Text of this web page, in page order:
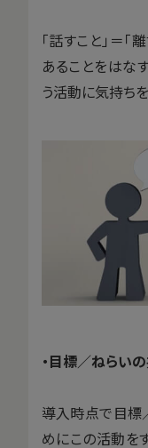
「話すこと」＝「
あることをはな
う活動に気持ち
・目標／ねらい
導入時点で目標
めにこの活動を